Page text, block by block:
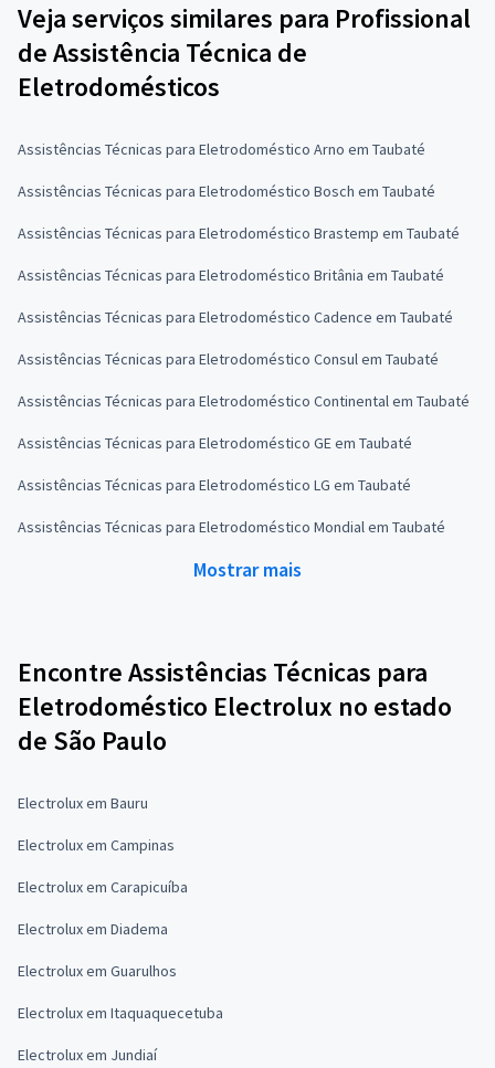
Veja serviços similares para Profissional
de Assistência Técnica de
Eletrodomésticos
Assistências Técnicas para Eletrodoméstico Arno em Taubaté
Assistências Técnicas para Eletrodoméstico Bosch em Taubaté
Assistências Técnicas para Eletrodoméstico Brastemp em Taubaté
Assistências Técnicas para Eletrodoméstico Britânia em Taubaté
Assistências Técnicas para Eletrodoméstico Cadence em Taubaté
Assistências Técnicas para Eletrodoméstico Consul em Taubaté
Assistências Técnicas para Eletrodoméstico Continental em Taubaté
Assistências Técnicas para Eletrodoméstico GE em Taubaté
Assistências Técnicas para Eletrodoméstico LG em Taubaté
Assistências Técnicas para Eletrodoméstico Mondial em Taubaté
Mostrar mais
Encontre Assistências Técnicas para
Eletrodoméstico Electrolux no estado
de São Paulo
Electrolux em Bauru
Electrolux em Campinas
Electrolux em Carapicuíba
Electrolux em Diadema
Electrolux em Guarulhos
Electrolux em Itaquaquecetuba
Electrolux em Jundiaí